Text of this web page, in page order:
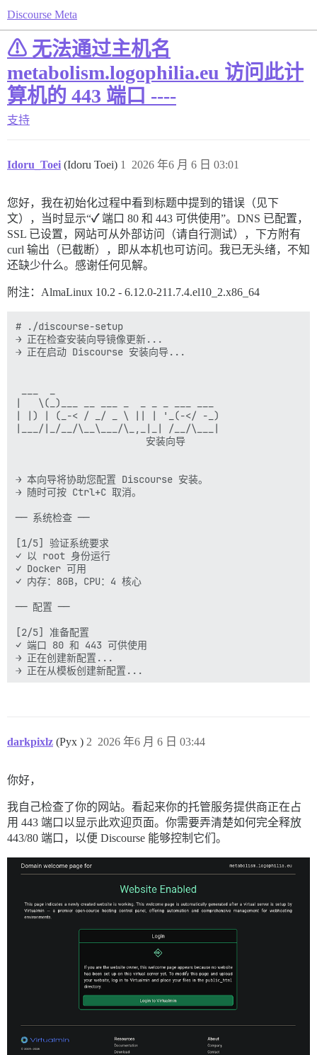
Discourse Meta
⚠ 无法通过主机名
metabolism.logophilia.eu 访问此计
算机的 443 端口 ----
支持
Idoru_Toei (Idoru Toei) 2026 年6 月 6 日 03:01
1
您好，我在初始化过程中看到标题中提到的错误（见下
文），当时显示“✓端口 80 和 443 可供使用”。DNS 已配置，
SSL 已设置，网站可从外部访问（请自行测试），下方附有
curl 输出（已截断），即从本机也可访问。我已无头绪，不知
还缺少什么。感谢任何见解。
附注：AlmaLinux 10.2 - 6.12.0-211.7.4.el10_2.x86_64
# ./discourse-setup
→ 正在检查安装向导镜像更新...
→ 正在启动 Discourse 安装向导...
|   \(_)___ __ ___ _  _ _ _ ___ ___
| |) | (_-< / _/ _ \ || | '_(-</ -_)
|___/|_/__/\__\___/\_,_|_| /__/\___|
                       安装向导
→ 本向导将协助您配置 Discourse 安装。
→ 随时可按 Ctrl+C 取消。
── 系统检查 ──
[1/5] 验证系统要求
✓ 以 root 身份运行
✓ Docker 可用
✓ 内存：8GB，CPU：4 核心
── 配置 ──
[2/5] 准备配置
✓ 端口 80 和 443 可供使用
→ 正在创建新配置...
→ 正在从模板创建新配置...
管理员账户的电子邮件地址？
您是否为 Discourse 准备了域名？
▸ 是      否
Discourse 的主机名？
metabolism.logophilia.eu▌
是否配置 SMTP 以发送邮件？（需要 SMTP 凭据）
  是    ▸ 否
── 审查配置 ──
╭────────────────────────────────────────────╮
│                                            │
│  主机名         metabolism.logophilia.eu   │
│  管理员邮箱     eduard.pech@logophilia.eu  │
│  SMTP           （未配置）                 │
│  Let's Encrypt  已启用                     │
│                                            │
╰────────────────────────────────────────────╯
darkpixlz (Pyx ) 2026 年6 月 6 日 03:44
2
你好，
我自己检查了你的网站。看起来你的托管服务提供商正在占
用 443 端口以显示此欢迎页面。你需要弄清楚如何完全释放
443/80 端口，以便 Discourse 能够控制它们。